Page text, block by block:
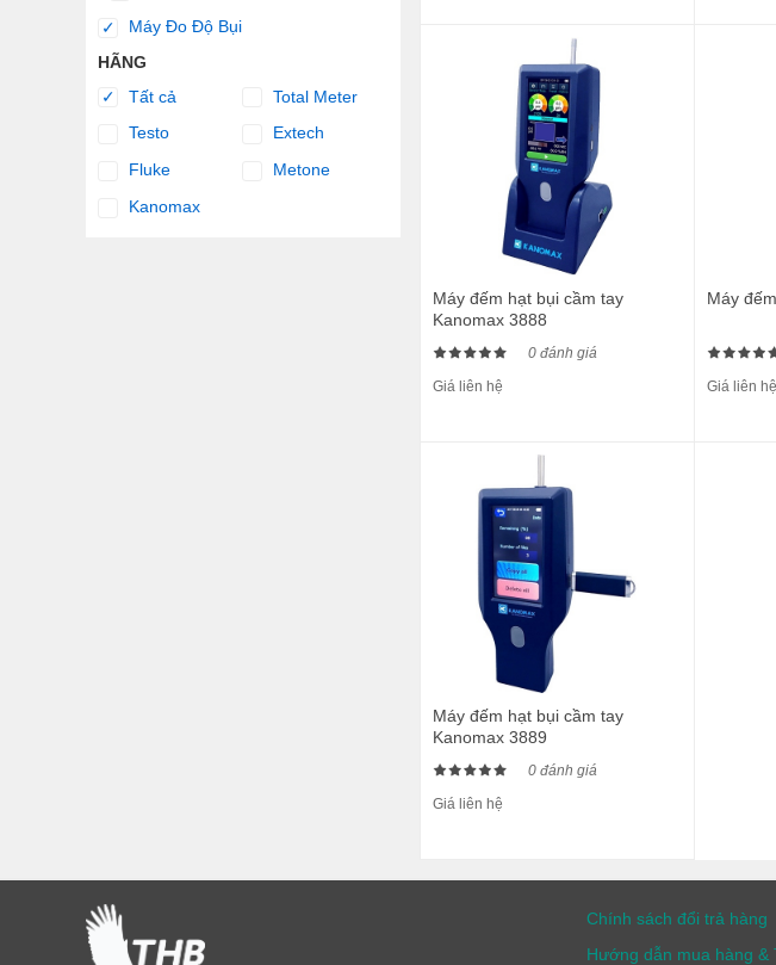
✓
Máy Đo Độ Bụi
HÃNG
✓
Tất cả
Total Meter
Testo
Extech
Fluke
Metone
Kanomax
Máy đếm hạt bụi cầm tay
Kanomax 3888
0 đánh giá
Giá liên hệ
Máy
Giá liên hệ
Máy đếm hạt bụi cầm tay
Kanomax 3889
0 đánh giá
Giá liên hệ
Chính sách đổi trả hàng
Hướng dẫn mua hàng &